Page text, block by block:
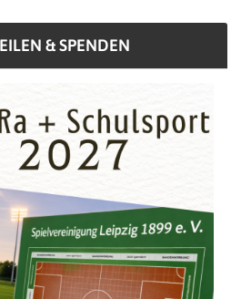
& SPENDEN